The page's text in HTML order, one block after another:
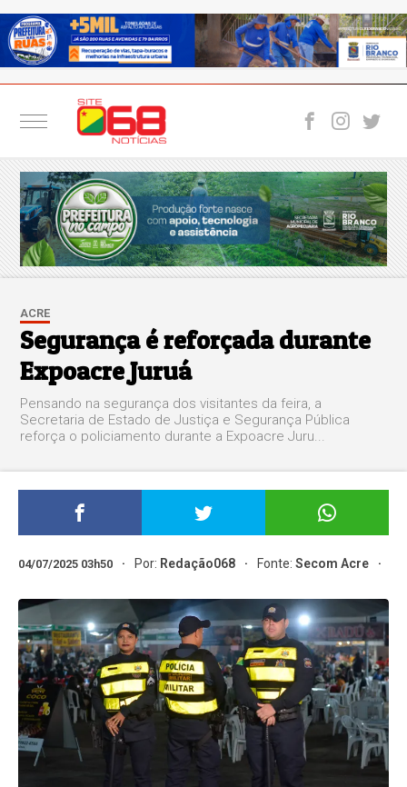
ACRE
Segurança é reforçada durante
Expoacre Juruá
Pensando na segurança dos visitantes da feira, a
Secretaria de Estado de Justiça e Segurança Pública
reforça o policiamento durante a Expoacre Juru...
04/07/2025 03h50 Por: Redação068 Fonte:Secom Acre